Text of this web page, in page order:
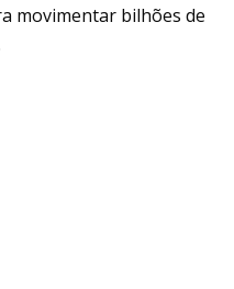
movimentar bilhões de